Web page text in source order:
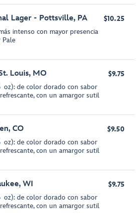
Lager - Pottsville, PA
intenso con mayor presencia
Pale
$10.25
Louis, MO
oz): de color dorado con sabor
con un amargor sutil
$9.75
CO
oz): de color dorado con sabor
con un amargor sutil
$9.50
WI
oz): de color dorado con sabor
con un amargor sutil
$9.75